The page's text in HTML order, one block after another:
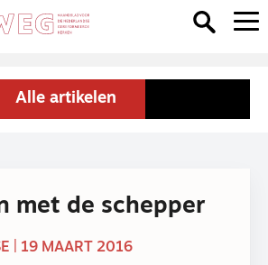
Alle artikelen
met de schepper
| 19 MAART 2016